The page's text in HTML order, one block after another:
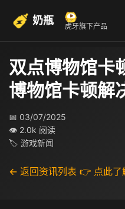
奶瓶 虎牙旗下产品
双点博物馆卡
博物馆卡顿解
📅 03/07/2025
👁 2.0k 阅读
🏷 游戏新闻
← 返回资讯列表 👉 点此了